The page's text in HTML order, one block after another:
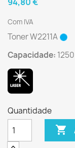
Com IVA
Toner W2211A
Capacidade:
Quantidade
